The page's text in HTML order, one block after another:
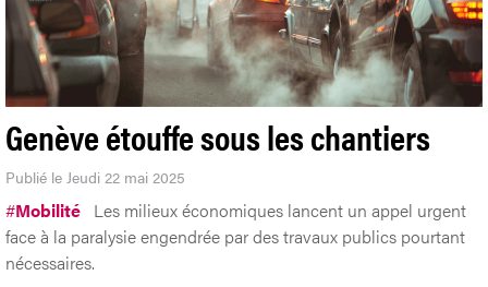
Genève étouffe sous les chantiers
Publié le Jeudi 22 mai 2025
#Mobilité Les milieux économiques lancent un appel urgent
face à la paralysie engendrée par des travaux publics pourtant
nécessaires.